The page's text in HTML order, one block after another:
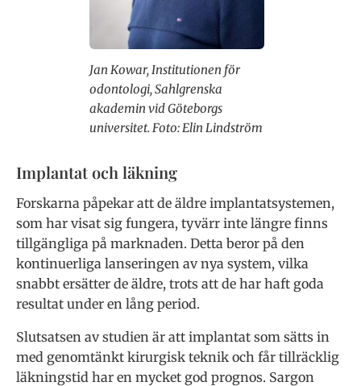
Jan Kowar, Institutionen för
odontologi, Sahlgrenska
akademin vid Göteborgs
universitet. Foto: Elin Lindström
Implantat och läkning
Forskarna påpekar att de äldre implantatsystemen,
som har visat sig fungera, tyvärr inte längre finns
tillgängliga på marknaden. Detta beror på den
kontinuerliga lanseringen av nya system, vilka
snabbt ersätter de äldre, trots att de har haft goda
resultat under en lång period.
Slutsatsen av studien är att implantat som sätts in
med genomtänkt kirurgisk teknik och får tillräcklig
läkningstid har en mycket god prognos. Sargon